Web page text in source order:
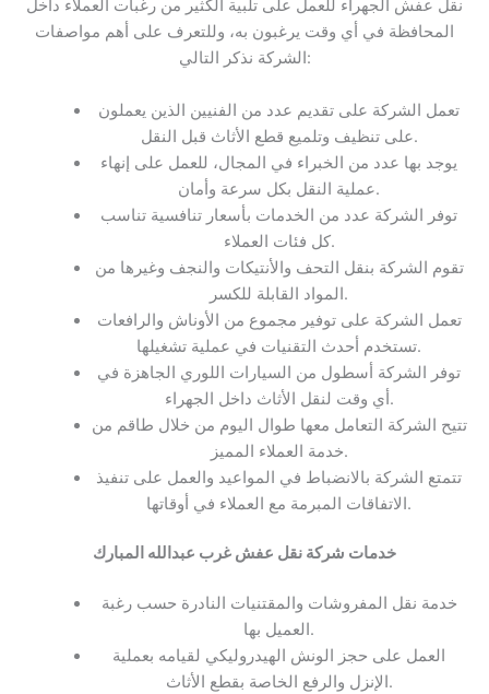
نقل عفش الجهراء للعمل على تلبية الكثير من رغبات العملاء داخل
المحافظة في أي وقت يرغبون به، وللتعرف على أهم مواصفات
الشركة نذكر التالي:
تعمل الشركة على تقديم عدد من الفنيين الذين يعملون
على تنظيف وتلميع قطع الأثاث قبل النقل.
يوجد بها عدد من الخبراء في المجال، للعمل على إنهاء
عملية النقل بكل سرعة وأمان.
توفر الشركة عدد من الخدمات بأسعار تنافسية تناسب
كل فئات العملاء.
تقوم الشركة بنقل التحف والأنتيكات والنجف وغيرها من
المواد القابلة للكسر.
تعمل الشركة على توفير مجموع من الأوناش والرافعات
تستخدم أحدث التقنيات في عملية تشغيلها.
توفر الشركة أسطول من السيارات اللوري الجاهزة في
أي وقت لنقل الأثاث داخل الجهراء.
تتيح الشركة التعامل معها طوال اليوم من خلال طاقم من
خدمة العملاء المميز.
تتمتع الشركة بالانضباط في المواعيد والعمل على تنفيذ
الاتفاقات المبرمة مع العملاء في أوقاتها.
خدمات شركة نقل عفش غرب عبدالله المبارك
خدمة نقل المفروشات والمقتنيات النادرة حسب رغبة
العميل بها.
العمل على حجز الونش الهيدروليكي لقيامه بعملية
الإنزل والرفع الخاصة بقطع الأثاث.